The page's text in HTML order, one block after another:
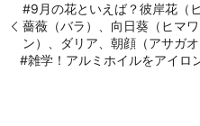
#9月の花といえば？彼岸花（
薔薇（バラ）、向日葵（ヒマ
ン）、ダリア、朝顔（アサガ
#雑学！アルミホイルをアイロ